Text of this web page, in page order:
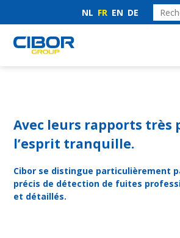
NL FR EN DE
Avec leurs rapports très précis, j’ai
l’esprit tranquille.
Cibor se distingue particulièrement par ses rapports
précis de détection de fuites
et détaillés.